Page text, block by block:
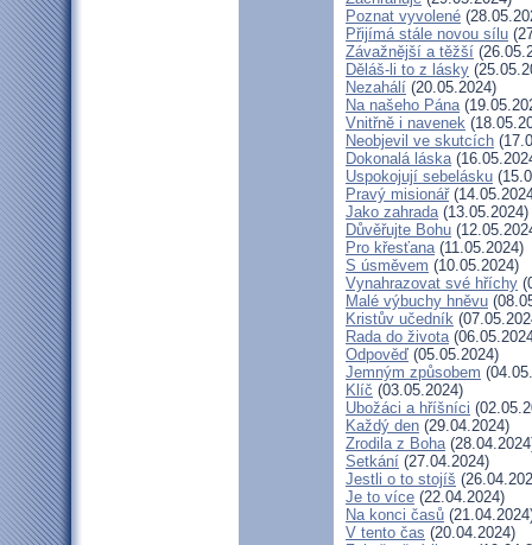
Poznat vyvolené
Přijímá stále novou sílu
Závažnější a těžší
Děláš-li to z lásky
Nezahálí (20.05.2024)
Na našeho Pána
Vnitřně i navenek
Neobjevil ve skutcích
Dokonalá láska
Uspokojují sebelásku
Pravý misionář
Jako zahrada(13.05.2024)
Důvěřujte Bohu
Pro křesťana(11.05.2024)
S úsměvem (10.05.2024)
Vynahrazovat své hříchy
Malé výbuchy hněvu
Kristův učedník
Rada do života
Odpověď (05.05.2024)
Jemným způsobem
Klíč (03.05.2024)
Ubožáci a hříšníci
Každý den (29.04.2024)
Zrodila z Boha
Setkání (27.04.2024)
Jestli o to stojíš
Je to více (22.04.2024)
Na konci časů
V tento čas (20.04.2024)